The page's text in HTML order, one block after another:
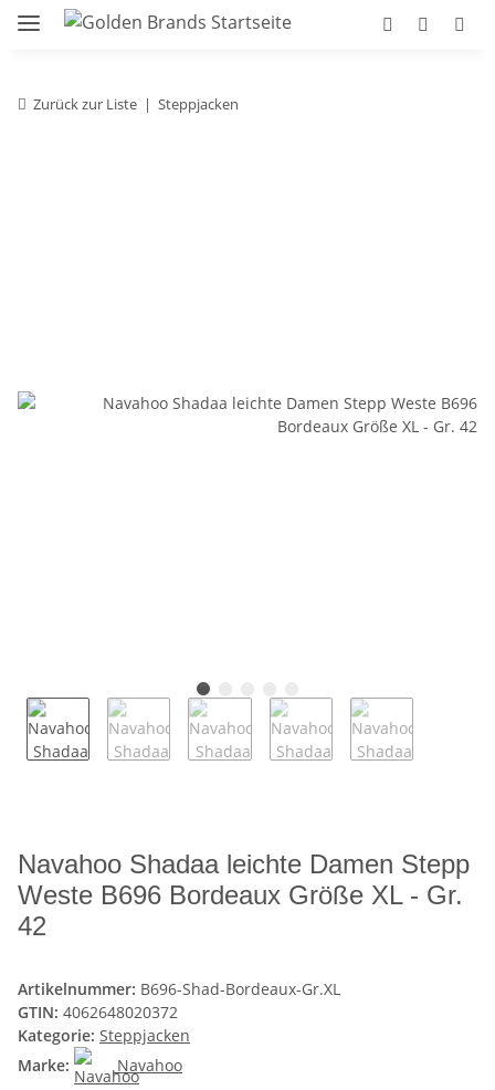
Zurück zur Liste Steppjacken
Navahoo Shadaa leichte Damen Stepp
Weste B696 Bordeaux Größe XL - Gr.
42
Artikelnummer: B696-Shad-Bordeaux-Gr.XL
GTIN: 4062648020372
Kategorie: Steppjacken
Marke:
Navahoo